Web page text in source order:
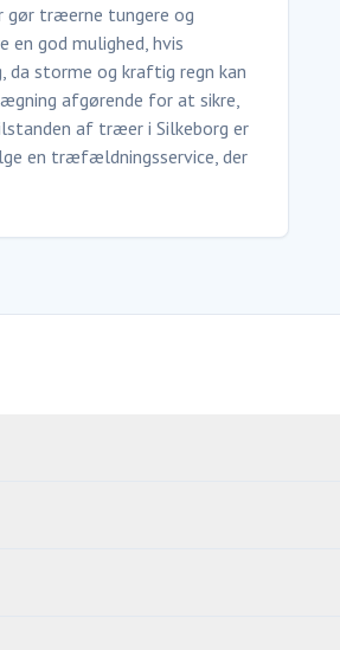
træerne tungere og
god mulighed, hvis
storme og kraftig regn kan
afgørende for at sikre,
af træer i Silkeborg er
en træfældningsservice, der